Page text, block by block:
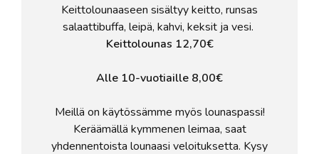
Keittolounaaseen sisältyy keitto, runsas
salaattibuffa, leipä, kahvi, keksit ja vesi.
Keittolounas 12,70€
Alle 10-vuotiaille 8,00€
Meillä on käytössämme myös lounaspassi!
Keräämällä kymmenen leimaa, saat
yhdennentoista lounaasi veloituksetta. Kysy